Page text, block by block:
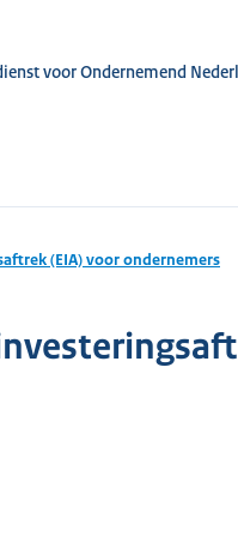
voor Ondernemend
(EIA) voor ondernemers